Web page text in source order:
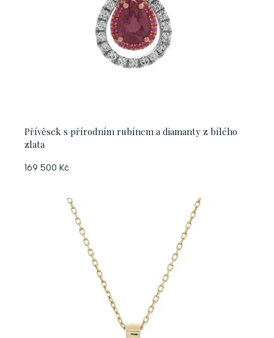
Přívěsek s přírodním rubínem a diamanty z bílého
zlata
169 500 Kč